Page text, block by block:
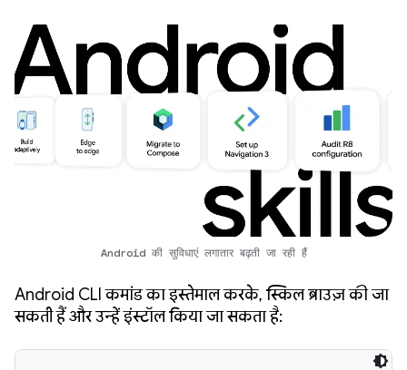
Android की सुविधाएं लगातार बढ़ती जा रही हैं
Android CLI कमांड का इस्तेमाल करके, स्किल ब्राउज़ की जा
सकती हैं और उन्हें इंस्टॉल किया जा सकता है: